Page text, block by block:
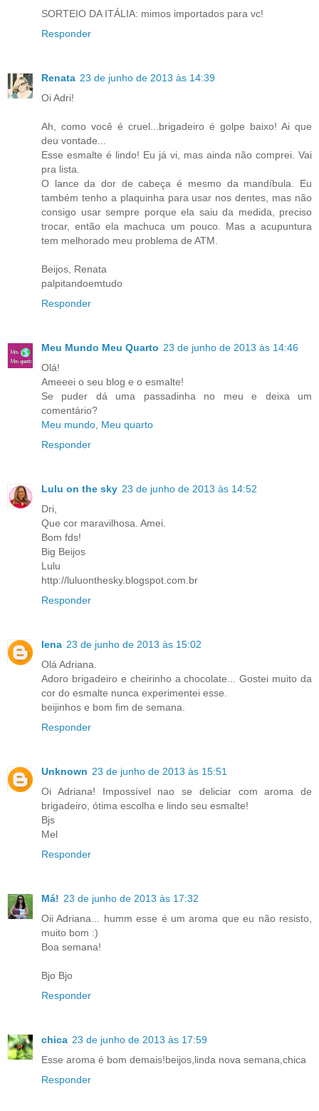
SORTEIO DA ITÁLIA: mimos importados para vc!
Responder
Renata 23 de junho de 2013 às 14:39
Oi Adri!
Ah, como você é cruel...brigadeiro é golpe baixo! Ai que
deu vontade...
Esse esmalte é lindo! Eu já vi, mas ainda não comprei. Vai
pra lista.
O lance da dor de cabeça é mesmo da mandíbula. Eu
também tenho a plaquinha para usar nos dentes, mas não
consigo usar sempre porque ela saiu da medida, preciso
trocar, então ela machuca um pouco. Mas a acupuntura
tem melhorado meu problema de ATM.
Beijos, Renata
palpitandoemtudo
Responder
Meu Mundo Meu Quarto 23 de junho de 2013 às 14:46
Olá!
Ameeei o seu blog e o esmalte!
Se puder dá uma passadinha no meu e deixa um
comentário?
Meu mundo, Meu quarto
Responder
Lulu on the sky 23 de junho de 2013 às 14:52
Dri,
Que cor maravilhosa. Amei.
Bom fds!
Big Beijos
Lulu
http://luluonthesky.blogspot.com.br
Responder
lena 23 de junho de 2013 às 15:02
Olá Adriana.
Adoro brigadeiro e cheirinho a chocolate... Gostei muito da
cor do esmalte nunca experimentei esse.
beijinhos e bom fim de semana.
Responder
Unknown 23 de junho de 2013 às 15:51
Oi Adriana! Impossível nao se deliciar com aroma de
brigadeiro, ótima escolha e lindo seu esmalte!
Bjs
Mel
Responder
Má! 23 de junho de 2013 às 17:32
Oii Adriana... humm esse é um aroma que eu não resisto,
muito bom :)
Boa semana!
Bjo Bjo
Responder
chica 23 de junho de 2013 às 17:59
Esse aroma é bom demais!beijos,linda nova semana,chica
Responder